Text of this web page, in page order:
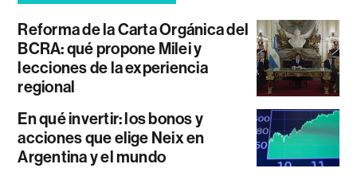
Reforma de la Carta Orgánica del
BCRA: qué propone Milei y
lecciones de la experiencia
regional
En qué invertir: los bonos y
acciones que elige Neix en
Argentina y el mundo